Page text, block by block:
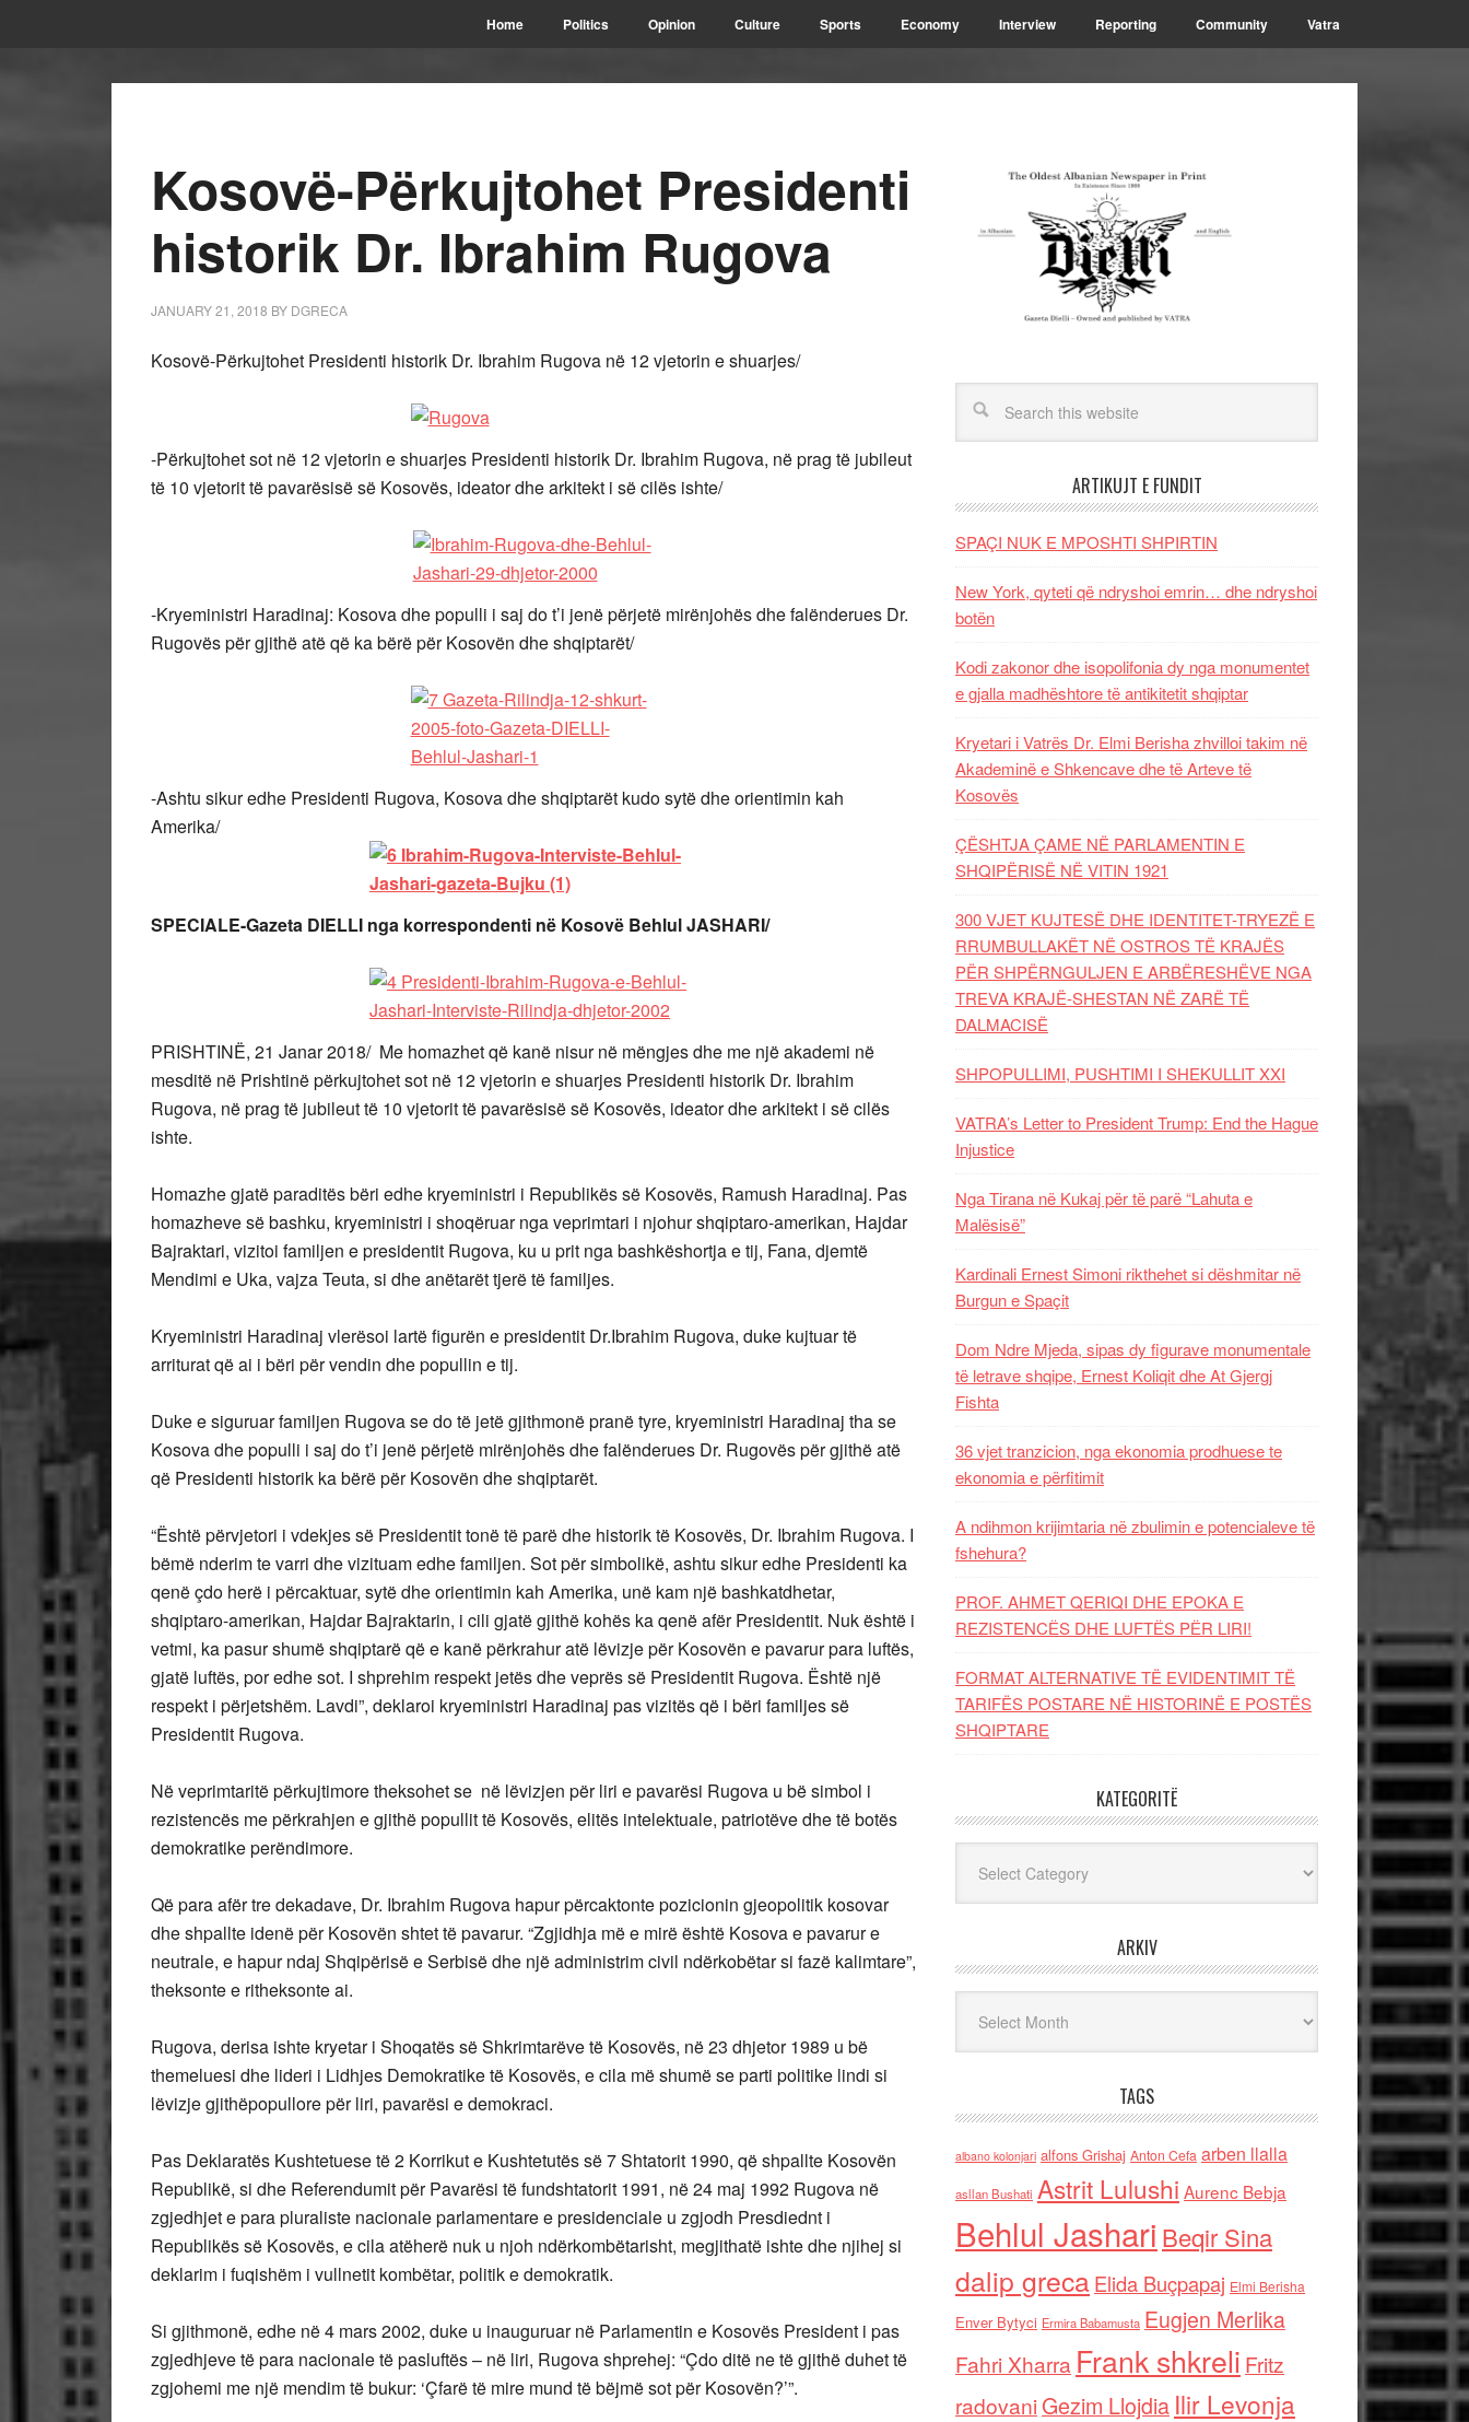
Home Politics Opinion Culture Sports Economy Interview Reporting Community Vatra
Kosovë-Përkujtohet Presidenti
historik Dr. Ibrahim Rugova
JANUARY 21, 2018 BY DGRECA
Kosovë-Përkujtohet Presidenti historik Dr. Ibrahim Rugova në 12 vjetorin e shuarjes/
-Përkujtohet sot në 12 vjetorin e shuarjes Presidenti historik Dr. Ibrahim Rugova, në prag të jubileut
të 10 vjetorit të pavarësisë së Kosovës, ideator dhe arkitekt i së cilës ishte/
-Kryeministri Haradinaj: Kosova dhe populli i saj do t’i jenë përjetë mirënjohës dhe falënderues Dr.
Rugovës për gjithë atë që ka bërë për Kosovën dhe shqiptarët/
-Ashtu sikur edhe Presidenti Rugova, Kosova dhe shqiptarët kudo sytë dhe orientimin kah
Amerika/
SPECIALE-Gazeta DIELLI nga korrespondenti në Kosovë Behlul JASHARI/
PRISHTINË, 21 Janar 2018/ Me homazhet që kanë nisur në mëngjes dhe me një akademi në
mesditë në Prishtinë përkujtohet sot në 12 vjetorin e shuarjes Presidenti historik Dr. Ibrahim
Rugova, në prag të jubileut të 10 vjetorit të pavarësisë së Kosovës, ideator dhe arkitekt i së cilës
ishte.
Homazhe gjatë paraditës bëri edhe kryeministri i Republikës së Kosovës, Ramush Haradinaj. Pas
homazheve së bashku, kryeministri i shoqëruar nga veprimtari i njohur shqiptaro-amerikan, Hajdar
Bajraktari, vizitoi familjen e presidentit Rugova, ku u prit nga bashkëshortja e tij, Fana, djemtë
Mendimi e Uka, vajza Teuta, si dhe anëtarët tjerë të familjes.
Kryeministri Haradinaj vlerësoi lartë figurën e presidentit Dr.Ibrahim Rugova, duke kujtuar të
arriturat që ai i bëri për vendin dhe popullin e tij.
Duke e siguruar familjen Rugova se do të jetë gjithmonë pranë tyre, kryeministri Haradinaj tha se
Kosova dhe populli i saj do t’i jenë përjetë mirënjohës dhe falënderues Dr. Rugovës për gjithë atë
që Presidenti historik ka bërë për Kosovën dhe shqiptarët.
“Është përvjetori i vdekjes së Presidentit tonë të parë dhe historik të Kosovës, Dr. Ibrahim Rugova. I
bëmë nderim te varri dhe vizituam edhe familjen. Sot për simbolikë, ashtu sikur edhe Presidenti ka
qenë çdo herë i përcaktuar, sytë dhe orientimin kah Amerika, unë kam një bashkatdhetar,
shqiptaro-amerikan, Hajdar Bajraktarin, i cili gjatë gjithë kohës ka qenë afër Presidentit. Nuk është i
vetmi, ka pasur shumë shqiptarë që e kanë përkrahur atë lëvizje për Kosovën e pavarur para luftës,
gjatë luftës, por edhe sot. I shprehim respekt jetës dhe veprës së Presidentit Rugova. Është një
respekt i përjetshëm. Lavdi”, deklaroi kryeministri Haradinaj pas vizitës që i bëri familjes së
Presidentit Rugova.
Në veprimtaritë përkujtimore theksohet se në lëvizjen për liri e pavarësi Rugova u bë simbol i
rezistencës me përkrahjen e gjithë popullit të Kosovës, elitës intelektuale, patriotëve dhe të botës
demokratike perëndimore.
Që para afër tre dekadave, Dr. Ibrahim Rugova hapur përcaktonte pozicionin gjeopolitik kosovar
dhe shpallte idenë për Kosovën shtet të pavarur. “Zgjidhja më e mirë është Kosova e pavarur e
neutrale, e hapur ndaj Shqipërisë e Serbisë dhe një administrim civil ndërkobëtar si fazë kalimtare”,
theksonte e ritheksonte ai.
Rugova, derisa ishte kryetar i Shoqatës së Shkrimtarëve të Kosovës, në 23 dhjetor 1989 u bë
themeluesi dhe lideri i Lidhjes Demokratike të Kosovës, e cila më shumë se parti politike lindi si
lëvizje gjithëpopullore për liri, pavarësi e demokraci.
Pas Deklaratës Kushtetuese të 2 Korrikut e Kushtetutës së 7 Shtatorit 1990, që shpallte Kosovën
Republikë, si dhe Referendumit për Pavarësi të fundshtatorit 1991, në 24 maj 1992 Rugova në
zgjedhjet e para pluraliste nacionale parlamentare e presidenciale u zgjodh Presdiednt i
Republikës së Kosovës, e cila atëherë nuk u njoh ndërkombëtarisht, megjithatë ishte dhe njihej si
deklarim i fuqishëm i vullnetit kombëtar, politik e demokratik.
Si gjithmonë, edhe në 4 mars 2002, duke u inauguruar në Parlamentin e Kosovës President i pas
zgjedhjeve të para nacionale të pasluftës – në liri, Rugova shprehej: “Çdo ditë ne të gjithë duhet të
zgjohemi me një mendim të bukur: ‘Çfarë të mire mund të bëjmë sot për Kosovën?’”.
ARTIKUJT E FUNDIT
SPAÇI NUK E MPOSHTI SHPIRTIN
New York, qyteti që ndryshoi emrin… dhe ndryshoi
botën
Kodi zakonor dhe isopolifonia dy nga monumentet
e gjalla madhështore të antikitetit shqiptar
Kryetari i Vatrës Dr. Elmi Berisha zhvilloi takim në
Akademinë e Shkencave dhe të Arteve të
Kosovës
ÇËSHTJA ÇAME NË PARLAMENTIN E
SHQIPËRISË NË VITIN 1921
300 VJET KUJTESË DHE IDENTITET-TRYEZË E
RRUMBULLAKËT NË OSTROS TË KRAJËS
PËR SHPËRNGULJEN E ARBËRESHËVE NGA
TREVA KRAJË-SHESTAN NË ZARË TË
DALMACISË
SHPOPULLIMI, PUSHTIMI I SHEKULLIT XXI
VATRA’s Letter to President Trump: End the Hague
Injustice
Nga Tirana në Kukaj për të parë “Lahuta e
Malësisë”
Kardinali Ernest Simoni rikthehet si dëshmitar në
Burgun e Spaçit
Dom Ndre Mjeda, sipas dy figurave monumentale
të letrave shqipe, Ernest Koliqit dhe At Gjergj
Fishta
36 vjet tranzicion, nga ekonomia prodhuese te
ekonomia e përfitimit
A ndihmon krijimtaria në zbulimin e potencialeve të
fshehura?
PROF. AHMET QERIQI DHE EPOKA E
REZISTENCЁS DHE LUFTЁS PЁR LIRI!
FORMAT ALTERNATIVE TË EVIDENTIMIT TË
TARIFËS POSTARE NË HISTORINË E POSTËS
SHQIPTARE
KATEGORITË
ARKIV
TAGS
albano kolonjari alfons Grishaj Anton Cefa arben llalla
asllan Bushati Astrit Lulushi Aurenc Bebja
Behlul Jashari Beqir Sina
dalip grecaElida Buçpapaj Elmi Berisha
Enver Bytyci Ermira Babamusta Eugjen Merlika
Fahri Xharra Frank shkreli Fritz
radovaniGezim Llojdia Ilir Levonja